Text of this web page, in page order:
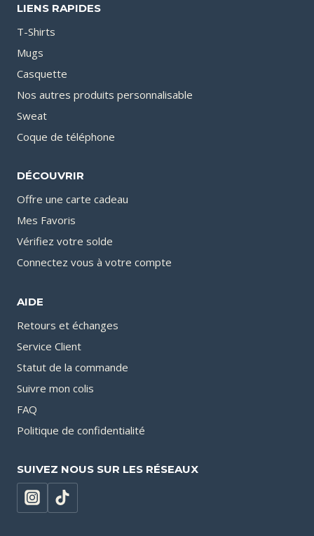
LIENS RAPIDES
T-Shirts
Mugs
Casquette
Nos autres produits personnalisable
Sweat
Coque de téléphone
DÉCOUVRIR
Offre une carte cadeau
Mes Favoris
Vérifiez votre solde
Connectez vous à votre compte
AIDE
Retours et échanges
Service Client
Statut de la commande
Suivre mon colis
FAQ
Politique de confidentialité
SUIVEZ NOUS SUR LES RÉSEAUX